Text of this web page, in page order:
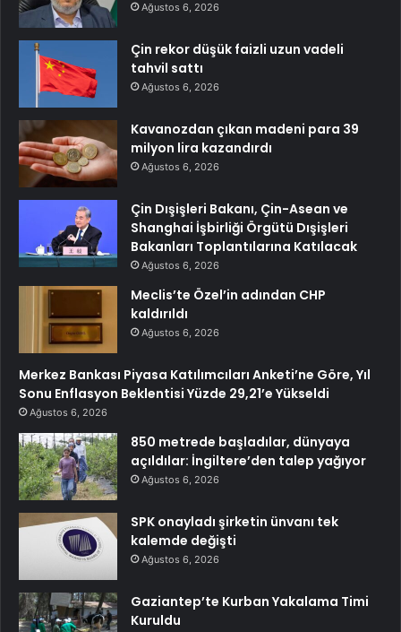
Ağustos 6, 2026
Çin rekor düşük faizli uzun vadeli
tahvil sattı
Ağustos 6, 2026
Kavanozdan çıkan madeni para 39
milyon lira kazandırdı
Ağustos 6, 2026
Çin Dışişleri Bakanı, Çin-Asean ve
Shanghai İşbirliği Örgütü Dışişleri
Bakanları Toplantılarına Katılacak
Ağustos 6, 2026
Meclis’te Özel’in adından CHP
kaldırıldı
Ağustos 6, 2026
Merkez Bankası Piyasa Katılımcıları Anketi’ne Göre, Yıl
Sonu Enflasyon Beklentisi Yüzde 29,21’e Yükseldi
Ağustos 6, 2026
850 metrede başladılar, dünyaya
açıldılar: İngiltere’den talep yağıyor
Ağustos 6, 2026
SPK onayladı şirketin ünvanı tek
kalemde değişti
Ağustos 6, 2026
Gaziantep’te Kurban Yakalama Timi
Kuruldu